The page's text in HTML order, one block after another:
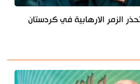
تحذر الزمر الارهابية في كردستان